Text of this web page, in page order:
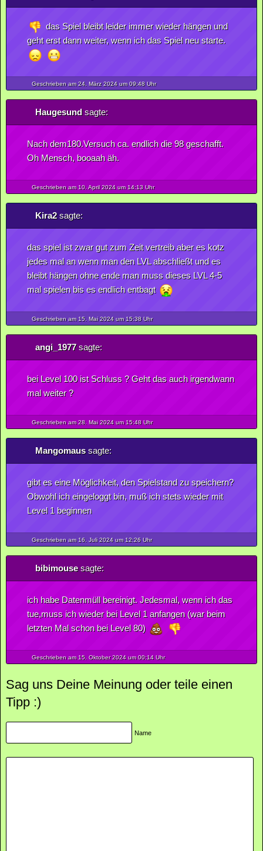
das Spiel bleibt leider immer wieder hängen und
geht erst dann weiter, wenn ich das Spiel neu starte.
Geschrieben am 24. März2024um 09:48 Uhr
Haugesundsagte:
Nach dem180.Versuch ca. endlich die 98 geschafft.
Oh Mensch, booaah äh.
Geschrieben am 10. April2024um 14:13 Uhr
Kira2sagte:
das spiel ist zwar gut zum Zeit vertreib aber es kotz
jedes mal an wenn man den LVL abschließt und es
bleibt hängen ohne ende man muss dieses LVL 4-5
mal spielen bis es endlich entbagt
Geschrieben am 15. Mai2024um 15:38 Uhr
angi_1977sagte:
bei Level 100 ist Schluss ? Geht das auch irgendwann
mal weiter ?
Geschrieben am 28. Mai2024um 15:48 Uhr
Mangomaussagte:
gibt es eine Möglichkeit, den Spielstand zu speichern?
Obwohl ich eingeloggt bin, muß ich stets wieder mit
Level 1 beginnen
Geschrieben am 16. Juli2024um 12:26 Uhr
bibimousesagte:
ich habe Datenmüll bereinigt. Jedesmal, wenn ich das
tue,muss ich wieder bei Level 1 anfangen (war beim
letzten Mal schon bei Level 80)
Geschrieben am 15. Oktober2024um 00:14 Uhr
Sag uns Deine Meinung oder teile einen
Tipp :)
Name